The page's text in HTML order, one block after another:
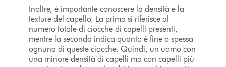
Inoltre, è importante conoscere la densità e la
texture del capello. La prima si riferisce al
numero totale di ciocche di capelli presenti,
mentre la seconda indica quanto è fine o spessa
ognuna di queste ciocche. Quindi, un uomo con
una minore densità di capelli ma con capelli più